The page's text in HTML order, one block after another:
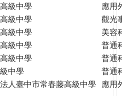
級中學
應用
級中學
觀光
級中學
美容
級中學
普通
級中學
普通
中學
普通
人臺中市常春藤高級中學 應用